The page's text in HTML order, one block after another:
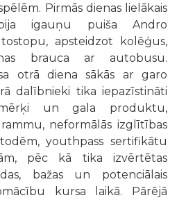
Pirmās dienas lielākais
igauņu puiša Andro
apsteidzot kolēģus,
brauca ar autobusu.
otrā diena sākās ar garo
dalībnieki tika iepazīstināti
un gala produktu,
neformālās izglītības
youthpass sertifikātu
pēc kā tika izvērtētas
bažas un potenciālais
kursa laikā. Pārējā